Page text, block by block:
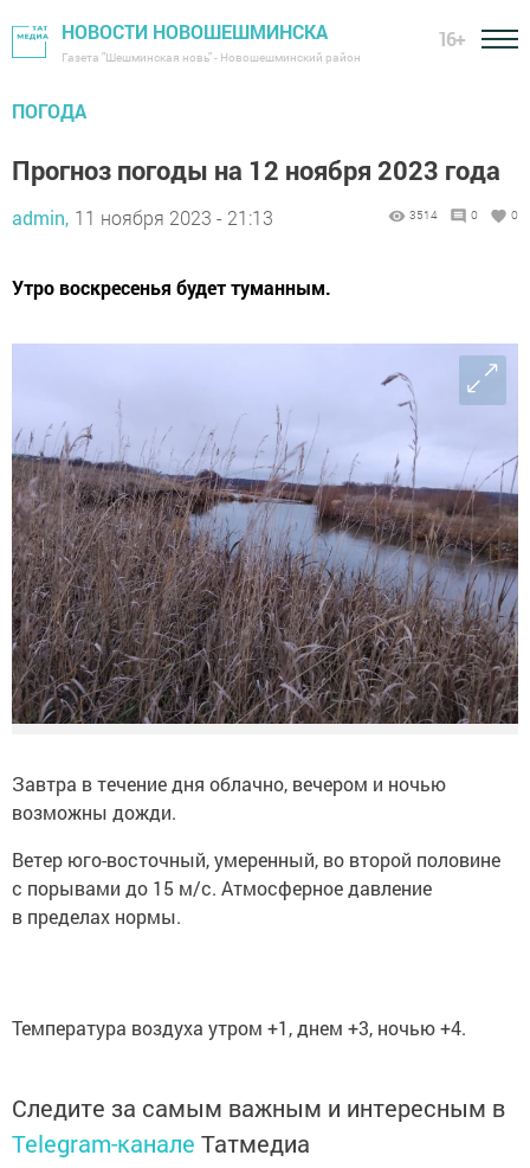
НОВОСТИ НОВОШЕШМИНСКА
Газета "Шешминская новь" - Новошешминский район
16+
ПОГОДА
Прогноз погоды на 12 ноября 2023 года
admin, 11 ноября 2023 - 21:13 3514 0 0
Утро воскресенья будет туманным.
Завтра в течение дня облачно, вечером и ночью
возможны дожди.
Ветер юго-восточный, умеренный, во второй половине
с порывами до 15 м/с. Атмосферное давление
в пределах нормы.
Температура воздуха утром +1, днем +3, ночью +4.
Следите за самым важным и интересным в
Telegram-канале Татмедиа